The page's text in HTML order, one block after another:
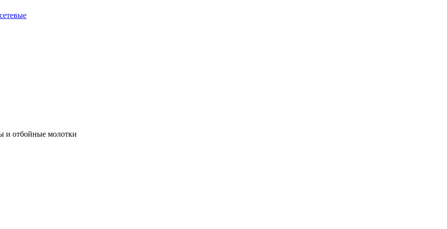
и отбойные молотки